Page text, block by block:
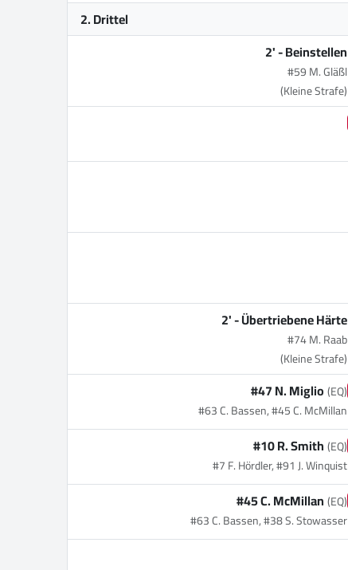
2. Drittel
2' -Beinstellen
#59 M. Gläßl
(Kleine Strafe)
2' -Übertriebene Härte
#74 M. Raab
(Kleine Strafe)
#47 N. Miglio(EQ)
#63 C. Bassen, #45 C. McMillan
#10 R. Smith(EQ)
#7 F. Hördler, #91 J. Winquist
#45 C. McMillan(EQ)
#63 C. Bassen, #38 S. Stowasser